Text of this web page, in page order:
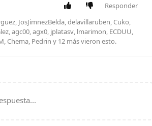
Responder
, JosJimnezBelda,delavillaruben, Cuko,
,agc00,agx0, jplatasv, lmarimon, ECDUU,
, Chema, Pedrin y 12 másvieron esto.